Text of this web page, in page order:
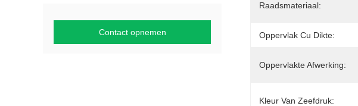
Contact opnemen
Raadsmateriaal:
Oppervlak Cu Dikte:
Oppervlakte Afwerking:
Kleur Van Zeefdruk: